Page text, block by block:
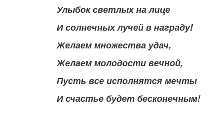
Улыбок светлых на лице
И солнечных лучей в награду!
Желаем множества удач,
Желаем молодости вечной,
Пусть все исполнятся мечты
И счастье будет бесконечным!